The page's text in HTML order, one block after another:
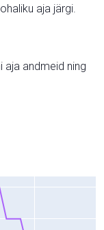
aja järgi.
aja andmeid ning